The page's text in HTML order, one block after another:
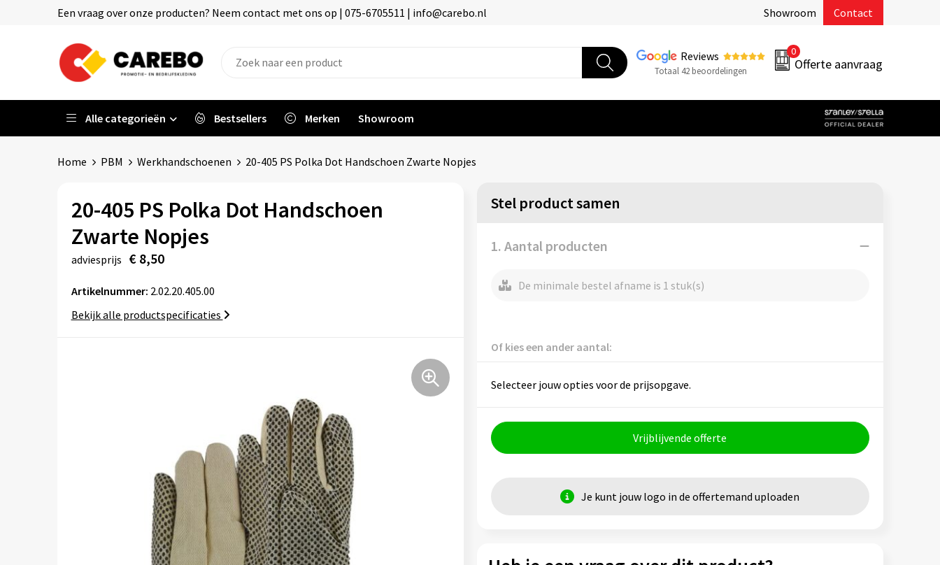
Een vraag over onze producten? Neem contact met ons op | 075-6705511 | info@carebo.nl Showroom Contact
Reviews
Totaal 42 beoordelingen
0
Offerte aanvraag
Alle categorieën Bestsellers Merken Showroom
Home PBM Werkhandschoenen 20-405 PS Polka Dot Handschoen Zwarte Nopjes
20-405 PS Polka Dot Handschoen
Zwarte Nopjes
adviesprijs € 8,50
Artikelnummer: 2.02.20.405.00
Bekijk alle productspecificaties
Stel product samen
1. Aantal producten
De minimale bestel afname is 1 stuk(s)
Of kies een ander aantal:
Selecteer jouw opties voor de prijsopgave.
Vrijblijvende offerte
Je kunt jouw logo in de offertemand uploaden